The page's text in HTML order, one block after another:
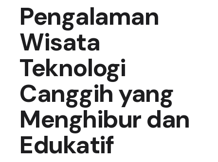
Pengalaman
Wisata
Teknologi
Canggih yang
Menghibur dan
Edukatif